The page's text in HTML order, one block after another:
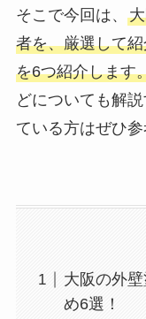
そこで今回は、
者を、厳選して
を6つ紹介します
どについても解
ている方はぜひ参
大阪の外
め6選！